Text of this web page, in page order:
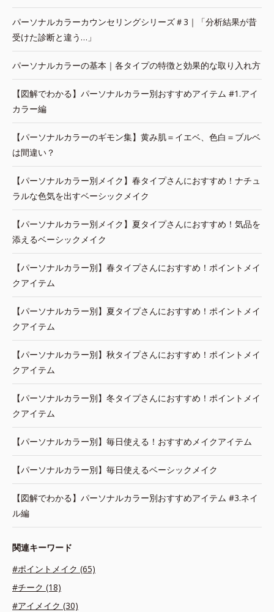
パーソナルカラーカウンセリングシリーズ＃3｜「分析結果が昔
受けた診断と違う…」
パーソナルカラーの基本｜各タイプの特徴と効果的な取り入れ方
【図解でわかる】パーソナルカラー別おすすめアイテム #1.アイ
カラー編
【パーソナルカラーのギモン集】黄み肌＝イエベ、色白＝ブルベ
は間違い？
【パーソナルカラー別メイク】春タイプさんにおすすめ！ナチュ
ラルな色気を出すベーシックメイク
【パーソナルカラー別メイク】夏タイプさんにおすすめ！気品を
添えるベーシックメイク
【パーソナルカラー別】春タイプさんにおすすめ！ポイントメイ
クアイテム
【パーソナルカラー別】夏タイプさんにおすすめ！ポイントメイ
クアイテム
【パーソナルカラー別】秋タイプさんにおすすめ！ポイントメイ
クアイテム
【パーソナルカラー別】冬タイプさんにおすすめ！ポイントメイ
クアイテム
【パーソナルカラー別】毎日使える！おすすめメイクアイテム
【パーソナルカラー別】毎日使えるベーシックメイク
【図解でわかる】パーソナルカラー別おすすめアイテム #3.ネイ
ル編
関連キーワード
#ポイントメイク (65)
#チーク (18)
#アイメイク (30)